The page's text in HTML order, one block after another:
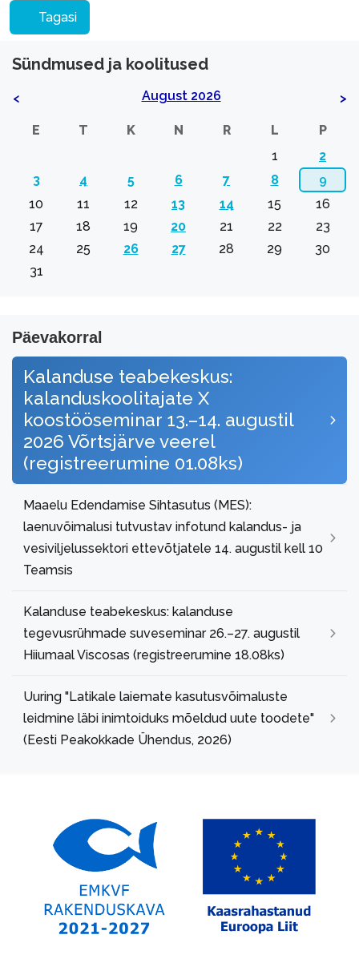
Tagasi
Sündmused ja koolitused
< August 2026 >
E T K N R L
P
1
2
3
4 5 6 7 8
9
10
11 12 13 14 15
16
17
18 19 20 21 22
23
24
25 26 27 28 29
30
31
Päevakorral
Kalanduse teabekeskus:
kalanduskoolitajate X
koostööseminar 13.–14. augustil
2026 Võrtsjärve veerel
(registreerumine 01.08ks)
Maaelu Edendamise Sihtasutus (MES):
laenuvõimalusi tutvustav infotund kalandus- ja
vesiviljelussektori ettevõtjatele 14. augustil kell 10
Teamsis
Kalanduse teabekeskus: kalanduse
tegevusrühmade suveseminar 26.–27. augustil
Hiiumaal Viscosas (registreerumine 18.08ks)
Uuring "Latikale laiemate kasutusvõimaluste
leidmine läbi inimtoiduks mõeldud uute toodete"
(Eesti Peakokkade Ühendus, 2026)